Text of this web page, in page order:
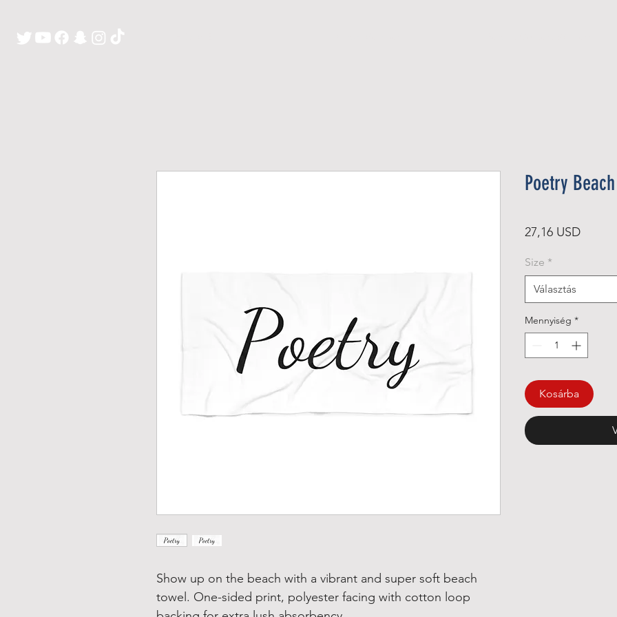
Show up on the beach with a vibrant and super soft beach
towel. One-sided print, polyester facing with cotton loop
Poetry
27,16 USDÁr
Size *
Választás
Mennyiség *
Kosárba